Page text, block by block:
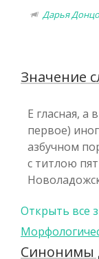
Дарья
Значение
Е гласная, а
первое)
азбучном
с титлою
Открыть все
Синонимы